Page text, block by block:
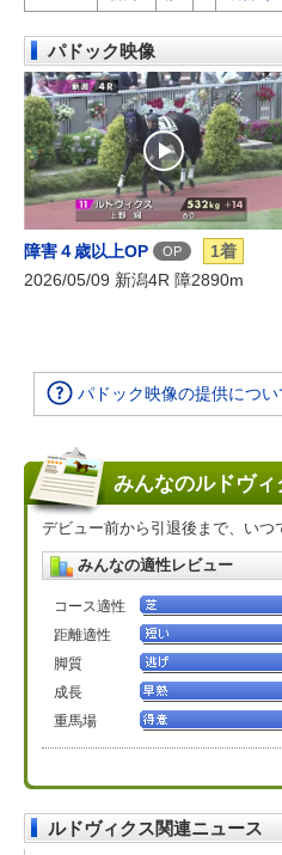
パドック映像
障害４歳以上OP OP
1着
2026/05/09 新潟4R 障2890m
パドック映像の提供につい
みんなのルドヴィ
デビュー前から引退後まで、い
みんなの適性レビュー
コース適性
距離適性
脚質
成長
重馬場
ルドヴィクス関連ニュース